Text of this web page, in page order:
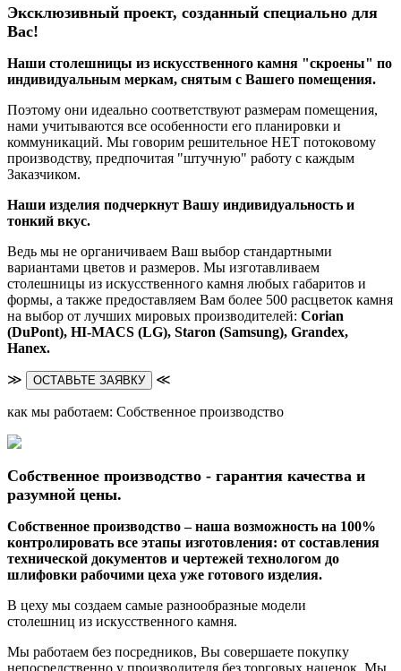
Эксклюзивный проект, созданный специально для
Вас!
Наши столешницы из искусственного камня "скроены" по
индивидуальным меркам, снятым с Вашего помещения.
Поэтому они идеально соответствуют размерам помещения,
нами учитываются все особенности его планировки и
коммуникаций. Мы говорим решительное НЕТ потоковому
производству, предпочитая "штучную" работу с каждым
Заказчиком.
Наши изделия подчеркнут Вашу индивидуальность и
тонкий вкус.
Ведь мы не органичиваем Ваш выбор стандартными
вариантами цветов и размеров. Мы изготавливаем
столешницы из искусственного камня любых габаритов и
формы, а также предоставляем Вам более 500 расцветок камня
на выбор от лучших мировых производителей: Corian
(DuPont), HI-MACS (LG), Staron (Samsung), Grandex,
Hanex.
≫ ОСТАВЬТЕ ЗАЯВКУ ≪
как мы работаем: Собственное производство
Собственное производство - гарантия качества и
разумной цены.
Собственное производство – наша возможность на 100%
контролировать все этапы изготовления: от составления
технической документов и чертежей технологом до
шлифовки рабочими цеха уже готового изделия.
В цеху мы создаем самые разнообразные модели
столешниц из искусственного камня.
Мы работаем без посредников, Вы совершаете покупку
непосредственно у производителя без торговых наценок. Мы